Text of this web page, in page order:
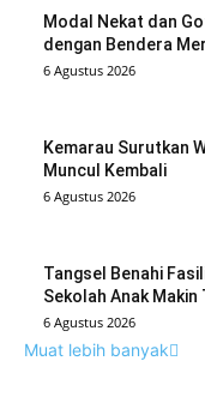
Modal Nekat dan
dengan Bendera
6 Agustus 2026
Kemarau Surutkan
Muncul Kembali
6 Agustus 2026
Tangsel Benahi
Sekolah Anak Makin
6 Agustus 2026
Muat lebih banyak